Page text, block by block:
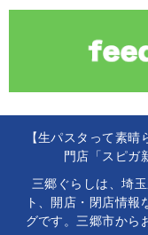
【生パスタって素
門店「スピガ
三郷ぐらしは、埼
ト、開店・閉店情
グです。三郷市から